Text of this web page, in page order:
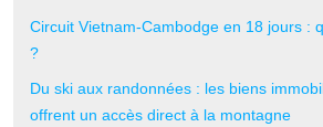
Circuit Vietnam-Cambodge en 18 jours :
?
Du ski aux randonnées : les biens
offrent un accès direct à la montagne